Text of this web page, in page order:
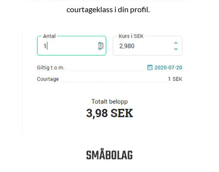
courtageklass i din profil.
SMÅBOLAG